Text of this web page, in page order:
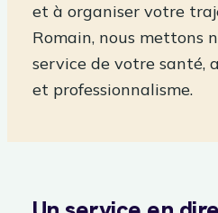
et à organiser votre
Romain, nous mettons
service de votre santé,
et professionnalisme.